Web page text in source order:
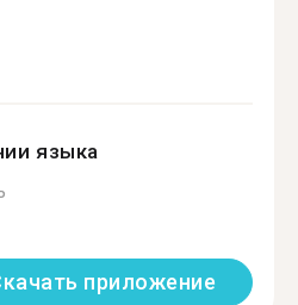
языка
приложение